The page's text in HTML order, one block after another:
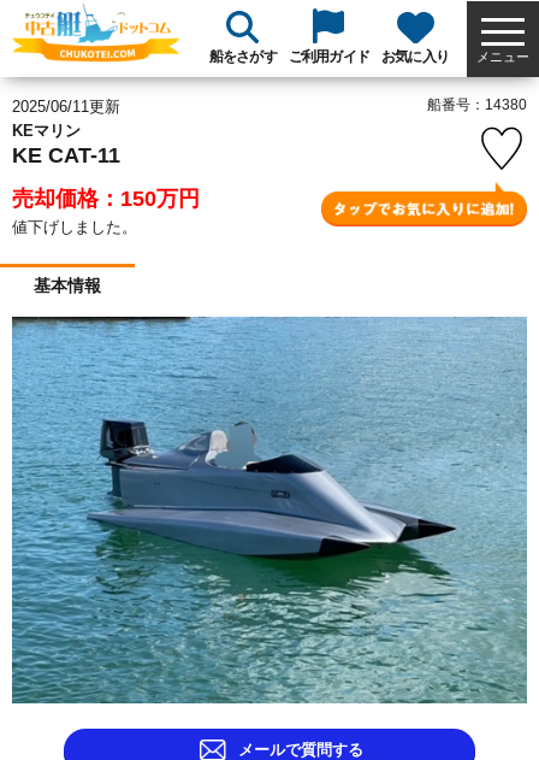
船をさがす ご利用ガイド お気に入り メニュー
2025/06/11更新
KEマリン
KE CAT-11
売却価格：150万円
値下げしました。
船番号：14380
基本情報
メールで質問する